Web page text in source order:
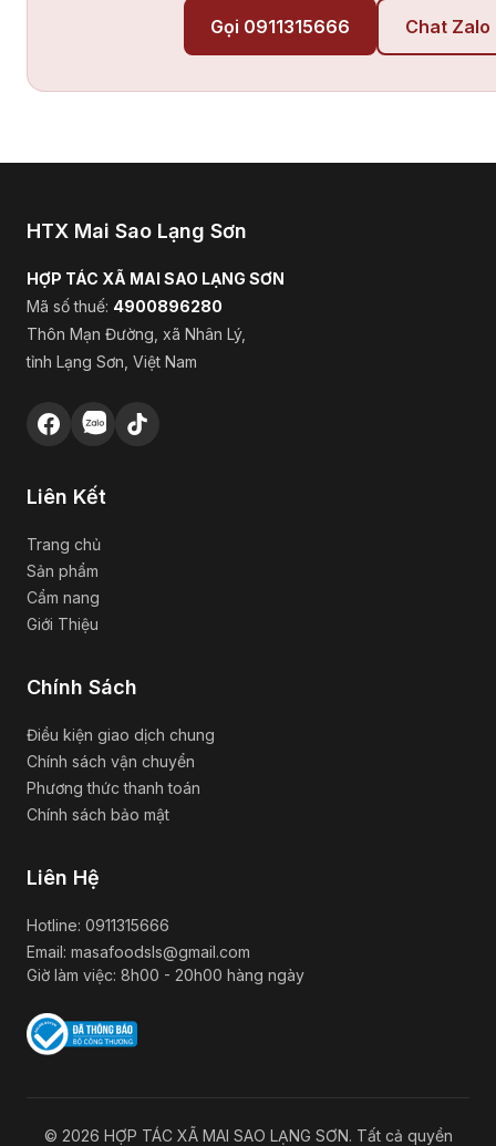
Gọi 0911315666 Chat Zalo
HTX Mai Sao Lạng Sơn
HỢP TÁC XÃ MAI SAO LẠNG SƠN
Mã số thuế: 4900896280
Thôn Mạn Đường, xã Nhân Lý,
tỉnh Lạng Sơn, Việt Nam
Liên Kết
Trang chủ
Sản phẩm
Cẩm nang
Giới Thiệu
Chính Sách
Điều kiện giao dịch chung
Chính sách vận chuyển
Phương thức thanh toán
Chính sách bảo mật
Liên Hệ
Hotline: 0911315666
Email: masafoodsls@gmail.com
Giờ làm việc: 8h00 - 20h00 hàng ngày
© 2026 HỢP TÁC XÃ MAI SAO LẠNG SƠN. Tất cả quyền